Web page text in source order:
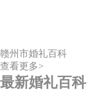
赣州市婚礼百科
查看更多>
最新婚礼百科